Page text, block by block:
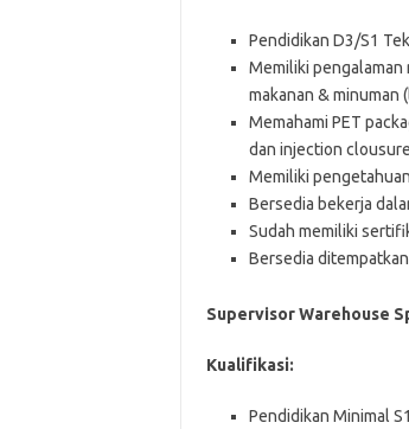
Pendidikan D3/S1
Memiliki
makanan & minuman
Memahami PET
dan injection clousure
Memiliki pengetahuan
Bersedia bekerja
Sudah memiliki
Bersedia
Supervisor Warehouse
Kuаlіfіkаѕі:
Pendidikan Minimal S1